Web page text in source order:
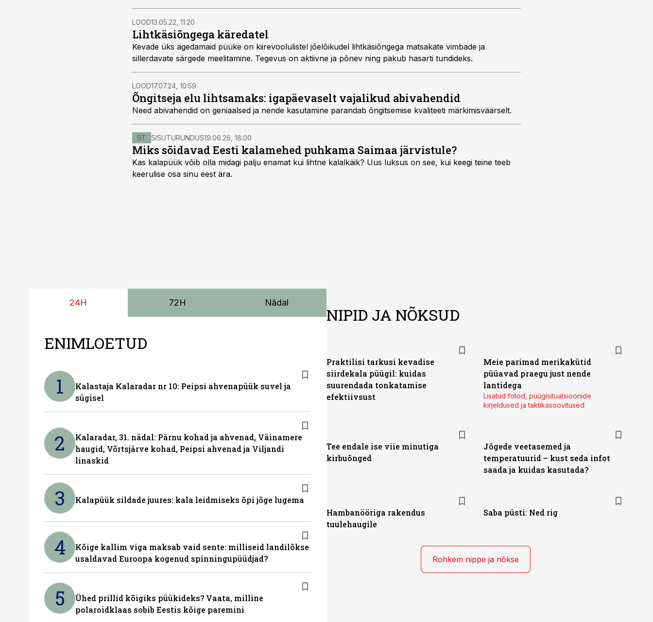
LOOD13.05.22, 11:20
Lihtkäsiõngega käredatel
Kevade üks ägedamaid püüke on kiirevoolulistel jõelõikudel lihtkäsiõngega matsakate vimbade ja
sillerdavate särgede meelitamine. Tegevus on aktiivne ja põnev ning pakub hasarti tundideks.
LOOD17.07.24, 10:59
Õngitseja elu lihtsamaks: igapäevaselt vajalikud abivahendid
Need abivahendid on geniaalsed ja nende kasutamine parandab õngitsemise kvaliteeti märkimisväärselt.
ST SISUTURUNDUS19.06.26, 18:00
Miks sõidavad Eesti kalamehed puhkama Saimaa järvistule?
Kas kalapüük võib olla midagi palju enamat kui lihtne kalalkäik? Uus luksus on see, kui keegi teine teeb
keerulise osa sinu eest ära.
24H 72H Nädal
ENIMLOETUD
1
Kalastaja Kalaradar nr 10: Peipsi ahvenapüük suvel ja
sügisel
2
Kalaradar, 31. nädal: Pärnu kohad ja ahvenad, Väinamere
haugid, Võrtsjärve kohad, Peipsi ahvenad ja Viljandi
linaskid
3 Kalapüük sildade juures: kala leidmiseks õpi jõge lugema
4
Kõige kallim viga maksab vaid sente: milliseid landilõkse
usaldavad Euroopa kogenud spinningupüüdjad?
5
Ühed prillid kõigiks püükideks? Vaata, milline
polaroidklaas sobib Eestis kõige paremini
NIPID JA NÕKSUD
Praktilisi tarkusi kevadise
siirdekala püügil: kuidas
suurendada tonkatamise
efektiivsust
Meie parimad merikakütid
püüavad praegu just nende
lantidega
Lisatud fotod, püügisituatsioonide
kirjeldused ja taktikasoovitused
Tee endale ise viie minutiga
kirbuõnged
Jõgede veetasemed ja
temperatuurid – kust seda infot
saada ja kuidas kasutada?
Hambanööriga rakendus
tuulehaugile
Saba püsti: Ned rig
Rohkem nippe ja nõkse